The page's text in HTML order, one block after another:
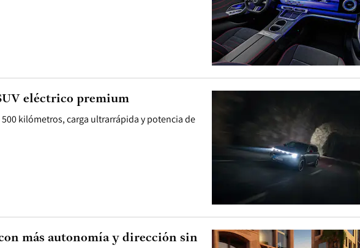
kilómetros, carga ultrarrápida y potencia de
eléctrico premium
más autonomía y dirección sin